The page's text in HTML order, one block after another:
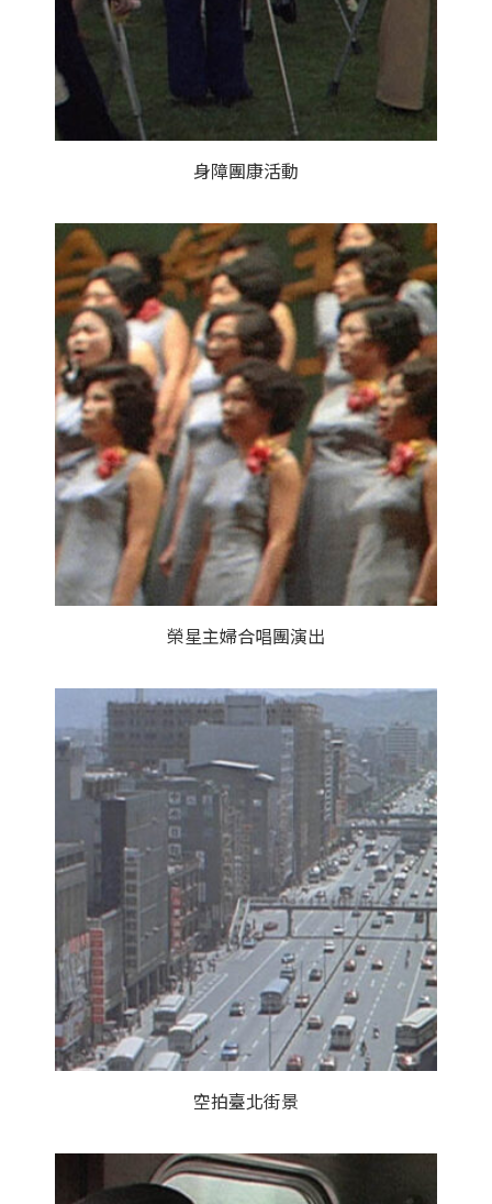
身障團康活動
榮星主婦合唱團演出
空拍臺北街景